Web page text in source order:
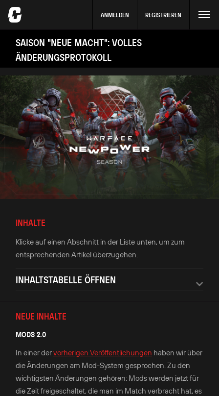
ANMELDEN REGISTRIEREN
SAISON "NEUE MACHT": VOLLES
ÄNDERUNGSPROTOKOLL
INHALTE
Klicke auf einen Abschnitt in der Liste unten, um zum
entsprechenden Artikel überzugehen.
INHALTSTABELLE ÖFFNEN
NEUE INHALTE
MODS 2.0
In einer dervorherigen Veröffentlichungen haben wir über
die Änderungen am Mod-System gesprochen. Zu den
wichtigsten Änderungen gehören: Mods werden jetzt für
die Zeit freigeschaltet, die man im Match verbracht hat, es